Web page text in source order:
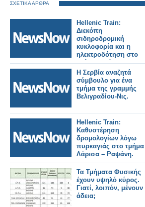
ΣΧΕΤΙΚΑ ΑΡΘΡΑ
Hellenic Train:
Διεκόπη
σιδηροδρομική
κυκλοφορία και η
ηλεκτροδότηση στο
τμήμα Οινόη –
Χαλκίδα, εξαιτίας
πυρκαγιάς.
Η Σερβία αναζητά
σύμβουλο για ένα
τμήμα της γραμμής
Βελιγραδίου-Νις.
Hellenic Train:
Καθυστέρηση
δρομολογίων λόγω
πυρκαγιάς στο τμήμα
Λάρισα – Ραψάνη.
Τα Τμήματα Φυσικής
έχουν υψηλό κύρος.
Γιατί, λοιπόν, μένουν
άδεια;